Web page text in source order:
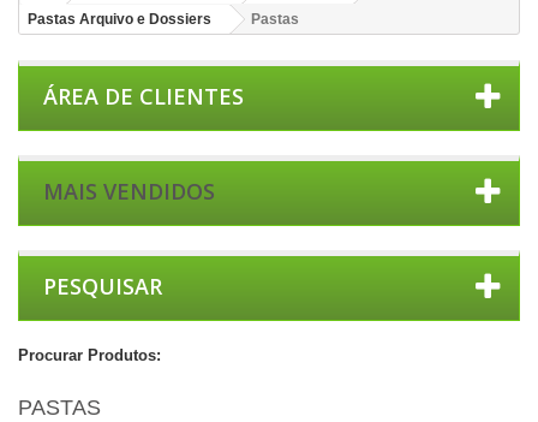
Pastas Arquivo e Dossiers
Pastas
ÁREA DE CLIENTES
MAIS VENDIDOS
PESQUISAR
Procurar Produtos:
PASTAS